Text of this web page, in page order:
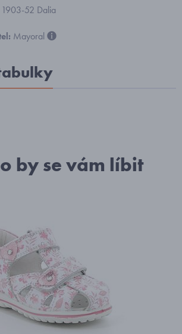
52 Dalia
Mayoral
by se vám líbit